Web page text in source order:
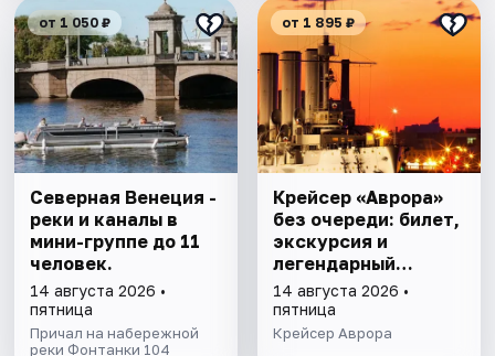
от 1 050 ₽
Северная Венеция -
реки и каналы в
мини-группе до 11
человек.
14 августа 2026 •
пятница
Причал на набережной
реки Фонтанки 104
от 1 895 ₽
Крейсер «Аврора»
без очереди: билет,
экскурсия и
легендарный
корабль изнутри
14 августа 2026 •
пятница
Крейсер Аврора